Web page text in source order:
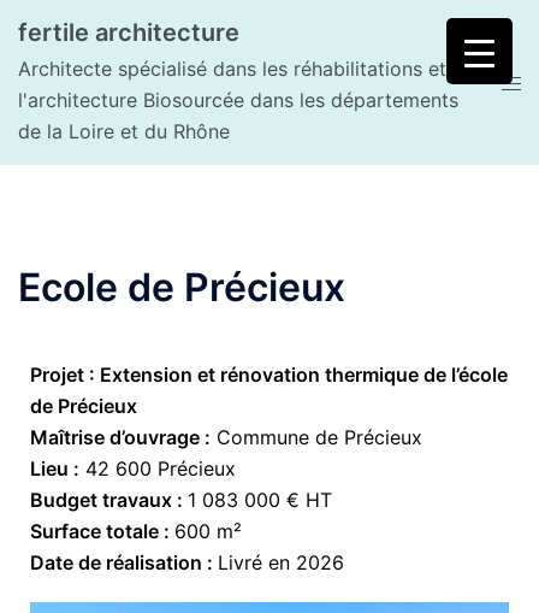
fertile architecture
Architecte spécialisé dans les réhabilitations et
l'architecture Biosourcée dans les départements
de la Loire et du Rhône
Ecole de Précieux
Projet : Extension et rénovation thermique de l’école
de Précieux
Maîtrise d’ouvrage : Commune de Précieux
Lieu : 42 600 Précieux
Budget travaux : 1 083 000 € HT
Surface totale : 600 m²
Date de réalisation : Livré en 2026